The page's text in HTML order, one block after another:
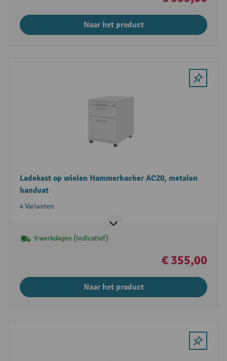
Naar het product
Ladekast op wielen Hammerbacher AC20, metalen
handvat
4 Varianten
9 werkdagen (indicatief)
€ 355,00
Naar het product